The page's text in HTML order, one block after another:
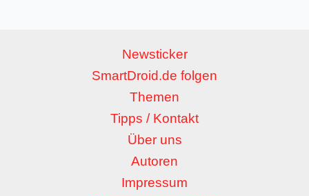
Newsticker
SmartDroid.de folgen
Themen
Tipps / Kontakt
Über uns
Autoren
Impressum